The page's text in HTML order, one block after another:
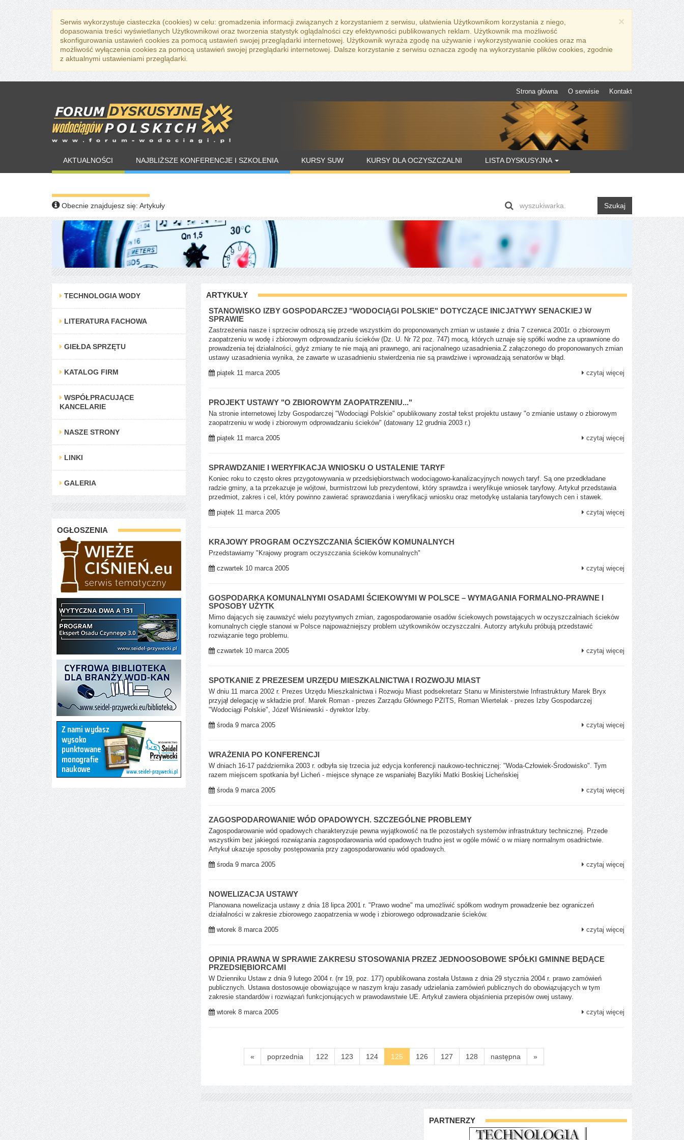
×
Serwis wykorzystuje ciasteczka (cookies) w celu: gromadzenia informacji związanych z korzystaniem z serwisu, ułatwienia Użytkownikom korzystania z niego,
dopasowania treści wyświetlanych Użytkownikowi oraz tworzenia statystyk oglądalności czy efektywności publikowanych reklam. Użytkownik ma możliwość
skonfigurowania ustawień cookies za pomocą ustawień swojej przeglądarki internetowej. Użytkownik wyraża zgodę na używanie i wykorzystywanie cookies oraz ma
możliwość wyłączenia cookies za pomocą ustawień swojej przeglądarki internetowej. Dalsze korzystanie z serwisu oznacza zgodę na wykorzystanie plików cookies, zgodnie
z aktualnymi ustawieniami przeglądarki.
Strona główna O serwisie Kontakt
AKTUALNOŚCI NAJBLIŻSZE KONFERENCJE I SZKOLENIA KURSY SUW KURSY DLA OCZYSZCZALNI LISTA DYSKUSYJNA
Obecnie znajdujesz się: Artykuły Szukaj
TECHNOLOGIA WODY
LITERATURA FACHOWA
GIEŁDA SPRZĘTU
KATALOG FIRM
WSPÓŁPRACUJĄCE
KANCELARIE
NASZE STRONY
LINKI
GALERIA
OGŁOSZENIA
ARTYKUŁY
STANOWISKO IZBY GOSPODARCZEJ "WODOCIĄGI POLSKIE" DOTYCZĄCE INICJATYWY SENACKIEJ W
SPRAWIE
Zastrzeżenia nasze i sprzeciw odnoszą się przede wszystkim do proponowanych zmian w ustawie z dnia 7 czerwca 2001r. o zbiorowym
zaopatrzeniu w wodę i zbiorowym odprowadzaniu ścieków (Dz. U. Nr 72 poz. 747) mocą, których uznaje się spółki wodne za uprawnione do
prowadzenia tej działalności, gdyż zmiany te nie mają ani prawnego, ani racjonalnego uzasadnienia.Z załączonego do proponowanych zmian
ustawy uzasadnienia wynika, że zawarte w uzasadnieniu stwierdzenia nie są prawdziwe i wprowadzają senatorów w błąd.
piątek 11 marca 2005
czytaj więcej
PROJEKT USTAWY "O ZBIOROWYM ZAOPATRZENIU..."
Na stronie internetowej Izby Gospodarczej "Wodociągi Polskie" opublikowany został tekst projektu ustawy "o zmianie ustawy o zbiorowym
zaopatrzeniu w wodę i zbiorowym odprowadzaniu ścieków" (datowany 12 grudnia 2003 r.)
piątek 11 marca 2005
czytaj więcej
SPRAWDZANIE I WERYFIKACJA WNIOSKU O USTALENIE TARYF
Koniec roku to często okres przygotowywania w przedsiębiorstwach wodociągowo-kanalizacyjnych nowych taryf. Są one przedkładane
radzie gminy, a ta przekazuje je wójtowi, burmistrzowi lub prezydentowi, który sprawdza i weryfikuje wniosek taryfowy. Artykuł przedstawia
przedmiot, zakres i cel, który powinno zawierać sprawozdania i weryfikacji wniosku oraz metodykę ustalania taryfowych cen i stawek.
piątek 11 marca 2005
czytaj więcej
KRAJOWY PROGRAM OCZYSZCZANIA ŚCIEKÓW KOMUNALNYCH
Przedstawiamy "Krajowy program oczyszczania ścieków komunalnych"
czwartek 10 marca 2005
czytaj więcej
GOSPODARKA KOMUNALNYMI OSADAMI ŚCIEKOWYMI W POLSCE – WYMAGANIA FORMALNO-PRAWNE I
SPOSOBY UŻYTK
Mimo dających się zauważyć wielu pozytywnych zmian, zagospodarowanie osadów ściekowych powstających w oczyszczalniach ścieków
komunalnych cięgle stanowi w Polsce najpoważniejszy problem użytkowników oczyszczalni. Autorzy artykułu próbują przedstawić
rozwiązanie tego problemu.
czwartek 10 marca 2005
czytaj więcej
SPOTKANIE Z PREZESEM URZĘDU MIESZKALNICTWA I ROZWOJU MIAST
W dniu 11 marca 2002 r. Prezes Urzędu Mieszkalnictwa i Rozwoju Miast podsekretarz Stanu w Ministerstwie Infrastruktury Marek Bryx
przyjął delegację w składzie prof. Marek Roman - prezes Zarządu Głównego PZITS, Roman Wiertelak - prezes Izby Gospodarczej
"Wodociągi Polskie", Józef Wiśniewski - dyrektor Izby.
środa 9 marca 2005
czytaj więcej
WRAŻENIA PO KONFERENCJI
W dniach 16-17 października 2003 r. odbyła się trzecia już edycja konferencji naukowo-technicznej: "Woda-Człowiek-Środowisko". Tym
razem miejscem spotkania był Licheń - miejsce słynące ze wspaniałej Bazyliki Matki Boskiej Licheńskiej
środa 9 marca 2005
czytaj więcej
ZAGOSPODAROWANIE WÓD OPADOWYCH. SZCZEGÓLNE PROBLEMY
Zagospodarowanie wód opadowych charakteryzuje pewna wyjątkowość na tle pozostałych systemów infrastruktury technicznej. Przede
wszystkim bez jakiegoś rozwiązania zagospodarowania wód opadowych trudno jest w ogóle mówić o w miarę normalnym osadnictwie.
Artykuł ukazuje sposoby postępowania przy zagospodarowaniu wód opadowych.
środa 9 marca 2005
czytaj więcej
NOWELIZACJA USTAWY
Planowana nowelizacja ustawy z dnia 18 lipca 2001 r. "Prawo wodne" ma umożliwić spółkom wodnym prowadzenie bez ograniczeń
działalności w zakresie zbiorowego zaopatrzenia w wodę i zbiorowego odprowadzanie ścieków.
wtorek 8 marca 2005
czytaj więcej
OPINIA PRAWNA W SPRAWIE ZAKRESU STOSOWANIA PRZEZ JEDNOOSOBOWE SPÓŁKI GMINNE BĘDĄCE
PRZEDSIĘBIORCAMI
W Dzienniku Ustaw z dnia 9 lutego 2004 r. (nr 19, poz. 177) opublikowana została Ustawa z dnia 29 stycznia 2004 r. prawo zamówień
publicznych. Ustawa dostosowuje obowiązujące w naszym kraju zasady udzielania zamówień publicznych do obowiązujących w tym
zakresie standardów i rozwiązań funkcjonujących w prawodawstwie UE. Artykuł zawiera objaśnienia przepisów owej ustawy.
wtorek 8 marca 2005
czytaj więcej
« poprzednia 122 123 124 125 126 127 128 następna »
PARTNERZY